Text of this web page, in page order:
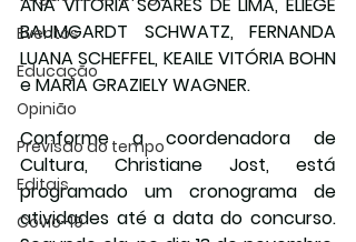
Eventos
Educação
Opinião
Previsão do tempo
Editais
Covic-19
BAUMGARDT SCHWATZ, FERNANDA
LUANA SCHEFFEL, KEAILE VITÓRIA BOHN
e MARIA GRAZIELY WAGNER.
Conforme a coordenadora de
Cultura, Christiane Jost, está
programado um cronograma de
atividades até a data do concurso.